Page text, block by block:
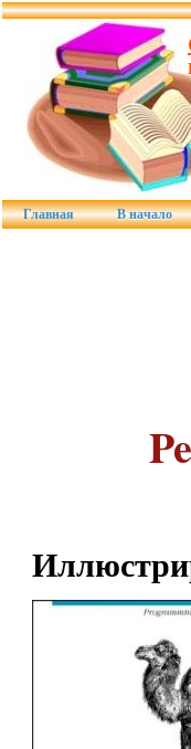
Главная В начало